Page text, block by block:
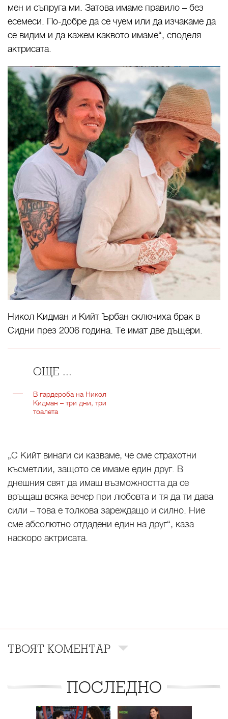
мен и съпруга ми. Затова имаме правило – без
есемеси. По-добре да се чуем или да изчакаме да
се видим и да кажем каквото имаме“, споделя
актрисата.
Никол Кидман и Кийт Ърбан сключиха брак в
Сидни през 2006 година. Те имат две дъщери.
ОЩЕ ...
В гардероба на Никол
Кидман – три дни, три
тоалета
„С Кийт винаги си казваме, че сме страхотни
късметлии, защото се имаме един друг. В
днешния свят да имаш възможността да се
връщаш всяка вечер при любовта и тя да ти дава
сили – това е толкова зареждащо и силно. Ние
сме абсолютно отдадени един на друг“, каза
наскоро актрисата.
ТВОЯТ КОМЕНТАР
ПОСЛЕДНО